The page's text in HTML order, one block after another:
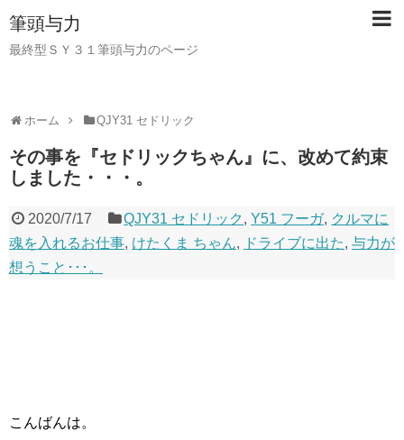
筆頭与力
最終型ＳＹ３１筆頭与力のページ
ホーム QJY31 セドリック
その事を『セドリックちゃん』に、改めて約束
しました・・・。
2020/7/17 QJY31 セドリック ,Y51 フーガ, クルマに
魂を入れるお仕事, けたくま ちゃん, ドライブに出た, 与力が
想うこと･･･。
こんばんは。